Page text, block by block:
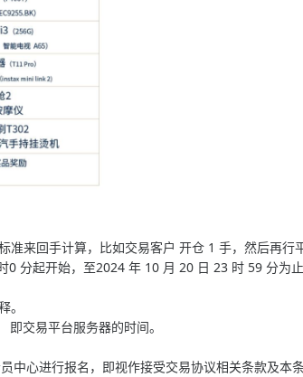
来回手计算，比如交易客户 开仓 1 手，然后再行
分起开始，至2024 年 10 月 20 日 23 时 59 分为
。
交易平台服务器的时间。
心进行报名，即视作接受交易协议相关条款及本